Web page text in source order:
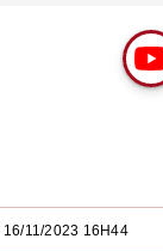
16/11/2023 16H44